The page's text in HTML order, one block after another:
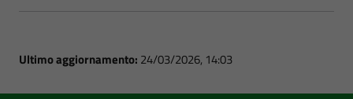
Ultimo aggiornamento: 24/03/2026, 14:03